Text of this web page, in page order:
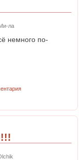
ла
немного по-